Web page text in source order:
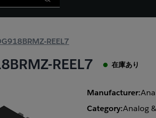
検索
REEL7
REEL7 在庫あり
Manufacturer:
Category:Analog